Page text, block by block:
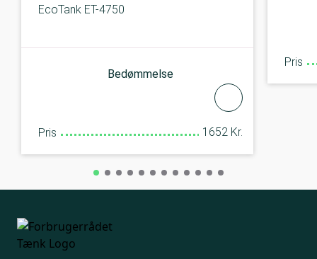
EcoTank ET-4750
Bedømmelse
Pris 1652 Kr.
Pris